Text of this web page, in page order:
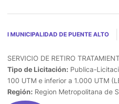
I MUNICIPALIDAD DE PUENTE ALTO
SERVICIO DE RETIRO
Tipo de Licitación: Publica-
100 UTM e inferior a 1.000 UTM
Región: Region Metropolitana de